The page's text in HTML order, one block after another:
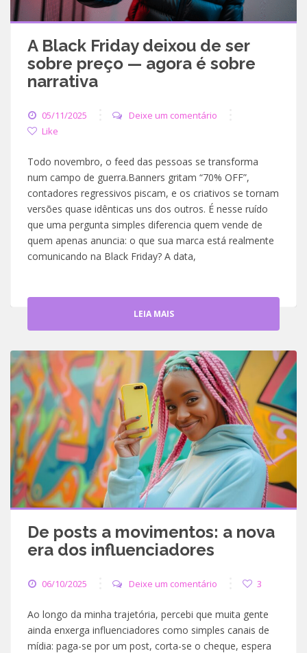
A Black Friday deixou de ser
sobre preço — agora é sobre
narrativa
05/11/2025
Deixe um comentário
Like
Todo novembro, o feed das pessoas se transforma
num campo de guerra.Banners gritam “70% OFF”,
contadores regressivos piscam, e os criativos se tornam
versões quase idênticas uns dos outros. É nesse ruído
que uma pergunta simples diferencia quem vende de
quem apenas anuncia: o que sua marca está realmente
comunicando na Black Friday? A data,
LEIA MAIS
De posts a movimentos: a nova
era dos influenciadores
06/10/2025 Deixe um comentário 3
Ao longo da minha trajetória, percebi que muita gente
ainda enxerga influenciadores como simples canais de
mídia: paga-se por um post, corta-se o cheque, espera